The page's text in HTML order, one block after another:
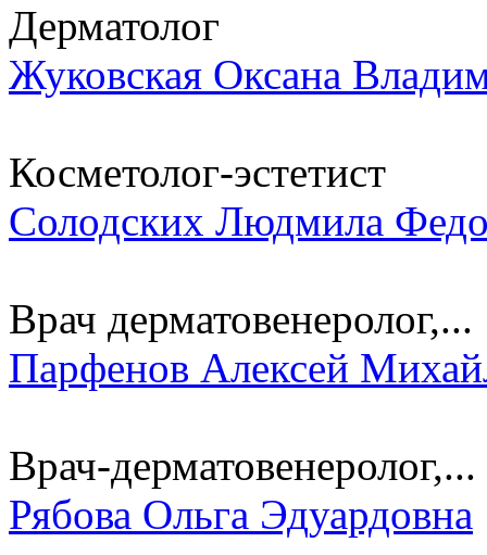
Дерматолог
Жуковская Оксана
Косметолог-эстетист
Солодских Людмила
Врач дерматовенеролог,...
Парфенов Алексей
Врач-дерматовенеролог,...
Рябова Ольга Эдуардовна